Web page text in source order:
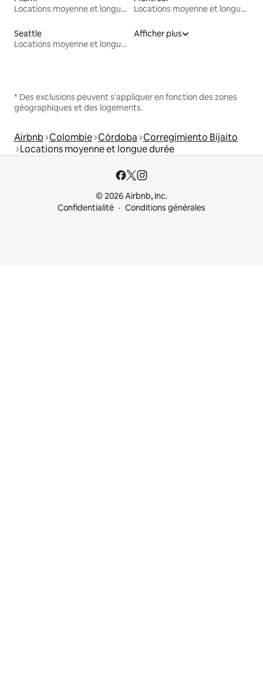
Locations moyenne et longue durée
Locations moyenne et longue durée
Seattle
Locations moyenne et longue durée
Afficher plus
* Des exclusions peuvent s'appliquer en fonction des zones
géographiques et des logements.
Airbnb Colombie Córdoba Corregimiento Bijaito
Locations moyenne et longue durée
© 2026 Airbnb, Inc.
Confidentialité
Conditions générales